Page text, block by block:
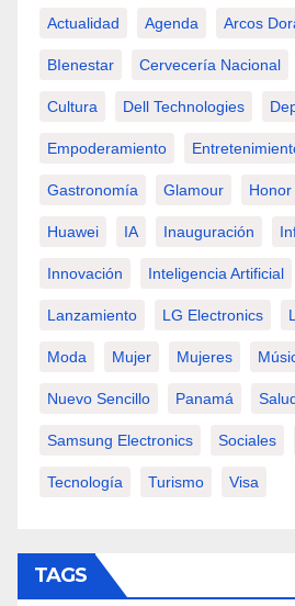
Actualidad Agenda Arcos
BIenestar Cervecería Nacional
Cultura Dell Technologies
Empoderamiento
Gastronomía Glamour Honor
Huawei IA Inauguración
Innovación Inteligencia Artificial
Lanzamiento LG Electronics
Moda Mujer Mujeres
Nuevo Sencillo Panamá
Samsung Electronics Sociales
Tecnología Turismo Visa
TAGS